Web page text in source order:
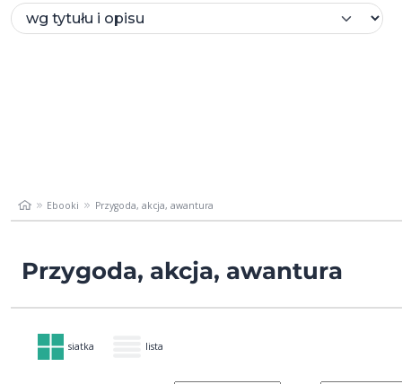
Ebooki Przygoda, akcja, awantura
Przygoda, akcja, awantura
siatka lista